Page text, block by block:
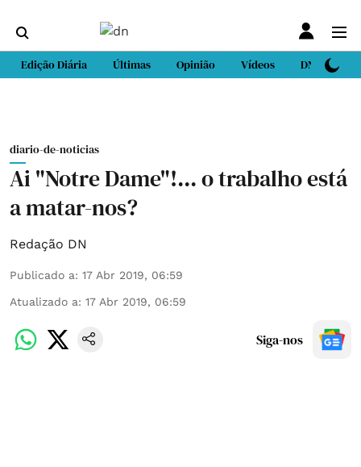
Edição Diária Últimas Opinião Vídeos DN Sport
diario-de-noticias
Ai "Notre Dame"!... o trabalho está
a matar-nos?
Redação DN
Publicado a: 17 Abr 2019, 06:59
Atualizado a: 17 Abr 2019, 06:59
Siga-nos